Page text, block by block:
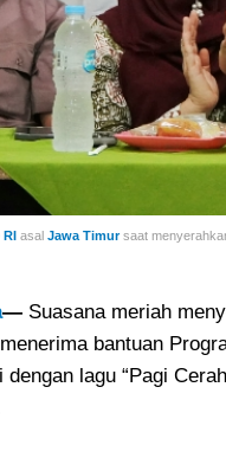
RI asal Jawa Timursaat
— Suasana meriah
bantuan
lagu “Pagi